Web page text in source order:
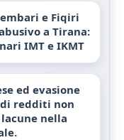
e Fiqiri
a Tirana:
IMT e IKMT
ed evasione
redditi non
nella